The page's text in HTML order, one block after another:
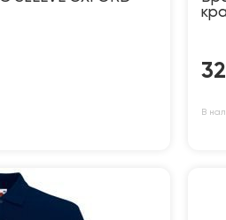
32
В